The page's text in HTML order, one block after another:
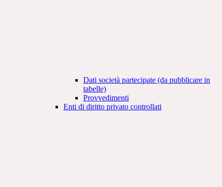
Dati società partecipate (da pubblicare in
tabelle)
Provvedimenti
Enti di diritto privato controllati